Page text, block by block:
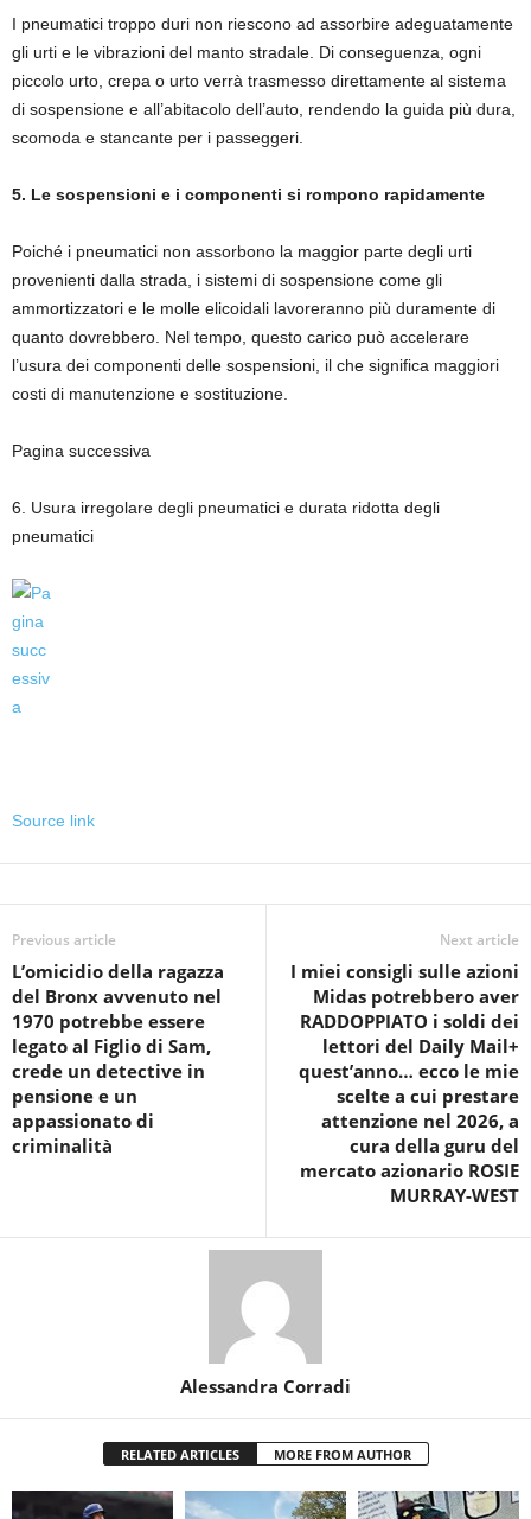
I pneumatici troppo duri non riescono ad assorbire adeguatamente
gli urti e le vibrazioni del manto stradale. Di conseguenza, ogni
piccolo urto, crepa o urto verrà trasmesso direttamente al sistema
di sospensione e all’abitacolo dell’auto, rendendo la guida più dura,
scomoda e stancante per i passeggeri.
5. Le sospensioni e i componenti si rompono rapidamente
Poiché i pneumatici non assorbono la maggior parte degli urti
provenienti dalla strada, i sistemi di sospensione come gli
ammortizzatori e le molle elicoidali lavoreranno più duramente di
quanto dovrebbero. Nel tempo, questo carico può accelerare
l’usura dei componenti delle sospensioni, il che significa maggiori
costi di manutenzione e sostituzione.
Pagina successiva
6. Usura irregolare degli pneumatici e durata ridotta degli
pneumatici
Source link
Previous article
L’omicidio della ragazza
del Bronx avvenuto nel
1970 potrebbe essere
legato al Figlio di Sam,
crede un detective in
pensione e un
appassionato di
criminalità
Next article
I miei consigli sulle azioni
Midas potrebbero aver
RADDOPPIATO i soldi dei
lettori del Daily Mail+
quest’anno… ecco le mie
scelte a cui prestare
attenzione nel 2026, a
cura della guru del
mercato azionario ROSIE
MURRAY-WEST
Alessandra Corradi
RELATED ARTICLES MORE FROM AUTHOR